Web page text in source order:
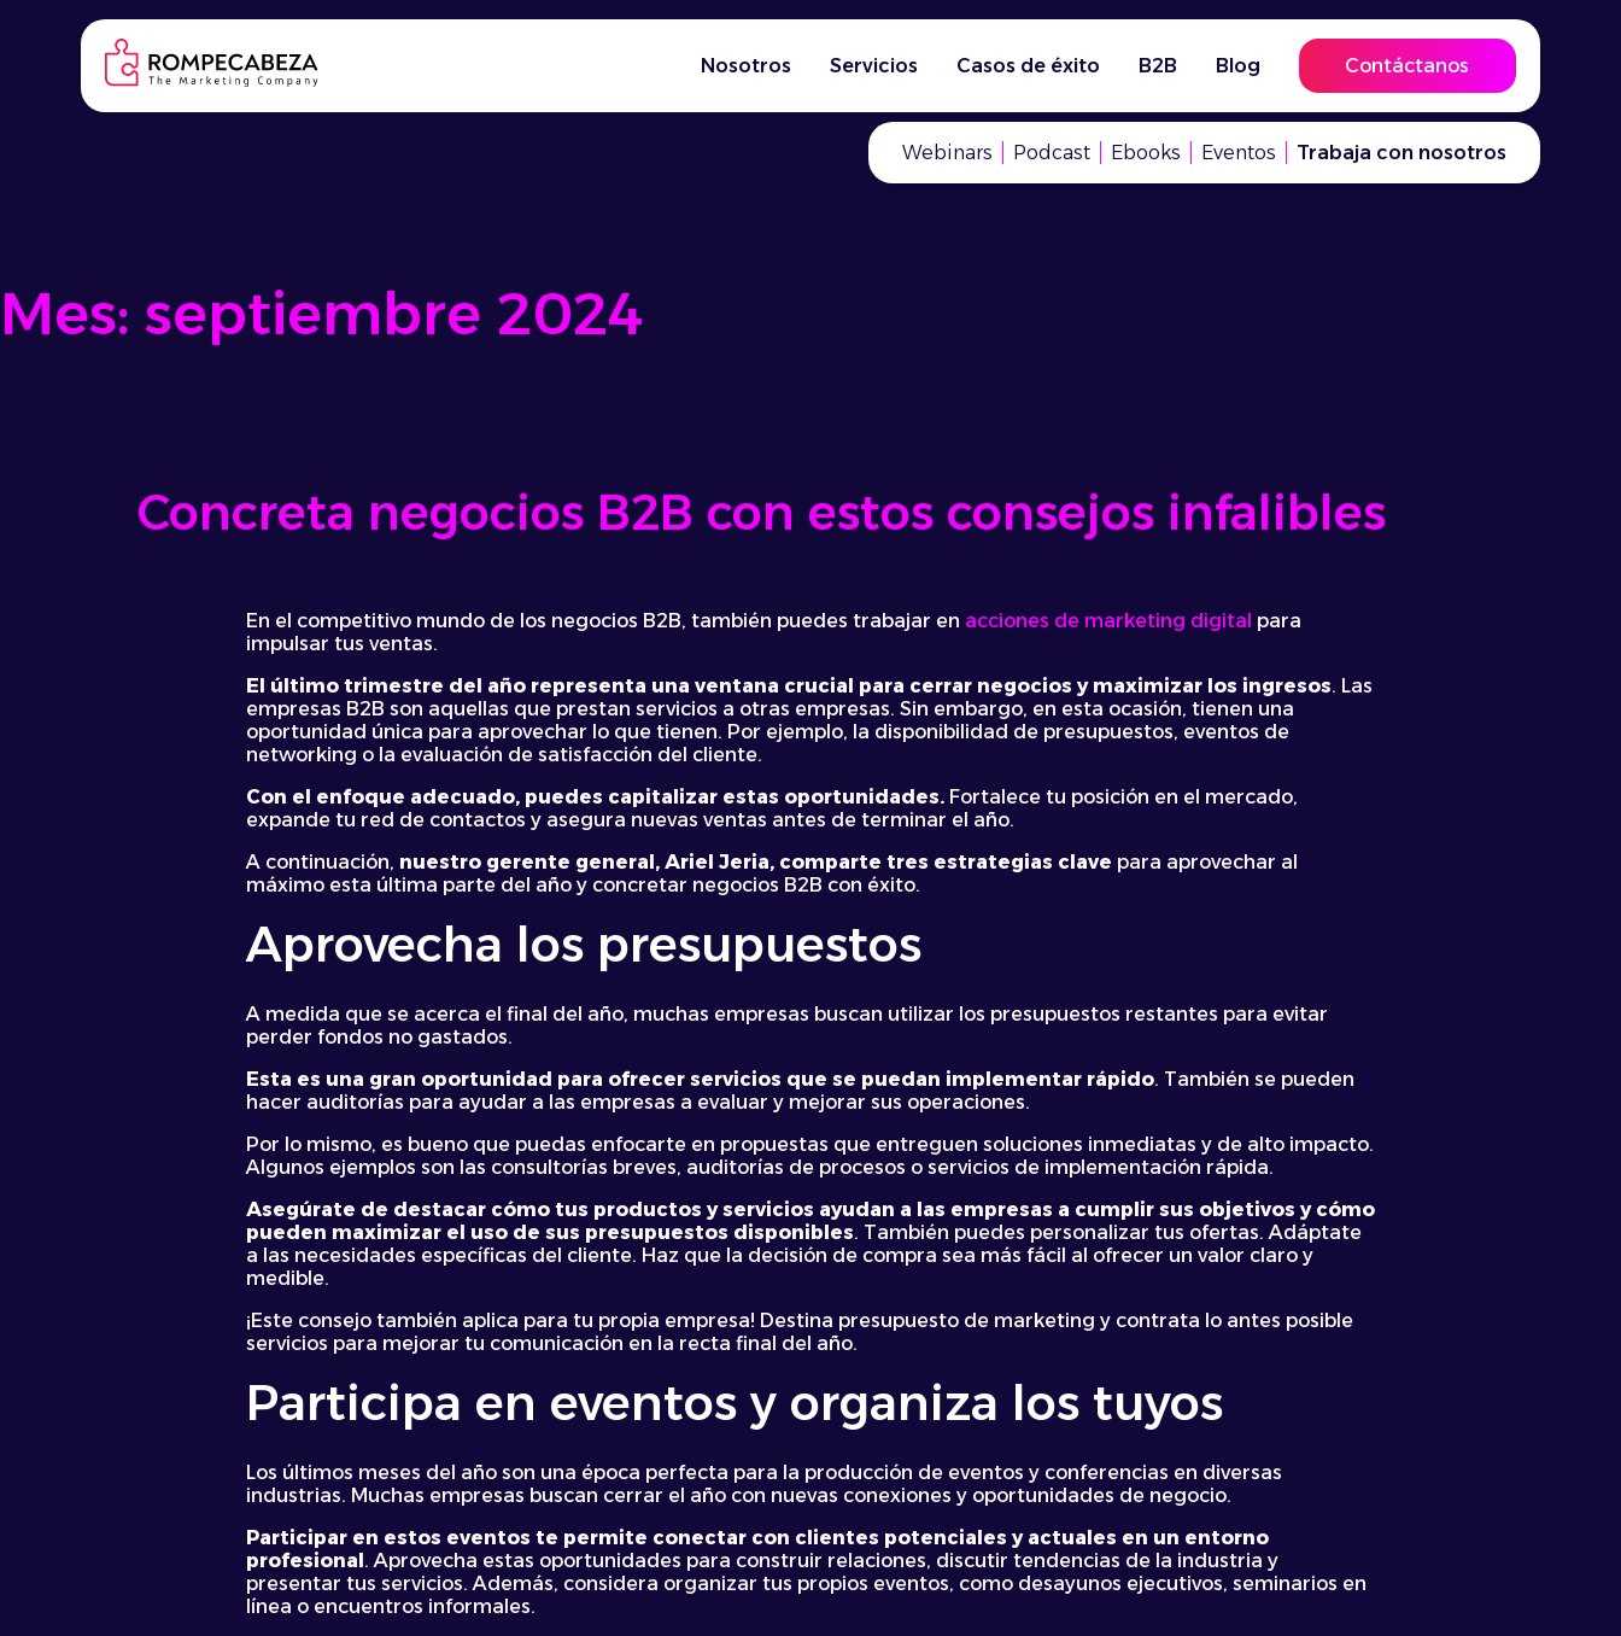
Nosotros Servicios Casos de éxito B2B Blog Contáctanos
Webinars Podcast Ebooks Eventos Trabaja con nosotros
Mes: septiembre 2024
Concreta negocios B2B con estos consejos infalibles
En el competitivo mundo de los negocios B2B, también puedes trabajar en acciones de marketing digital para
impulsar tus ventas.
El último trimestre del año representa una ventana crucial para cerrar negocios y maximizar los ingresos. Las
empresas B2B son aquellas que prestan servicios a otras empresas. Sin embargo, en esta ocasión, tienen una
oportunidad única para aprovechar lo que tienen. Por ejemplo, la disponibilidad de presupuestos, eventos de
networking o la evaluación de satisfacción del cliente.
Con el enfoque adecuado, puedes capitalizar estas oportunidades. Fortalece tu posición en el mercado,
expande tu red de contactos y asegura nuevas ventas antes de terminar el año.
A continuación, nuestro gerente general, Ariel Jeria, comparte tres estrategias clave para aprovechar al
máximo esta última parte del año y concretar negocios B2B con éxito.
Aprovecha los presupuestos
A medida que se acerca el final del año, muchas empresas buscan utilizar los presupuestos restantes para evitar
perder fondos no gastados.
Esta es una gran oportunidad para ofrecer servicios que se puedan implementar rápido. También se pueden
hacer auditorías para ayudar a las empresas a evaluar y mejorar sus operaciones.
Por lo mismo, es bueno que puedas enfocarte en propuestas que entreguen soluciones inmediatas y de alto impacto.
Algunos ejemplos son las consultorías breves, auditorías de procesos o servicios de implementación rápida.
Asegúrate de destacar cómo tus productos y servicios ayudan a las empresas a cumplir sus objetivos y cómo
pueden maximizar el uso de sus presupuestos disponibles. También puedes personalizar tus ofertas. Adáptate
a las necesidades específicas del cliente. Haz que la decisión de compra sea más fácil al ofrecer un valor claro y
medible.
¡Este consejo también aplica para tu propia empresa! Destina presupuesto de marketing y contrata lo antes posible
servicios para mejorar tu comunicación en la recta final del año.
Participa en eventos y organiza los tuyos
Los últimos meses del año son una época perfecta para la producción de eventos y conferencias en diversas
industrias. Muchas empresas buscan cerrar el año con nuevas conexiones y oportunidades de negocio.
Participar en estos eventos te permite conectar con clientes potenciales y actuales en un entorno
profesional. Aprovecha estas oportunidades para construir relaciones, discutir tendencias de la industria y
presentar tus servicios. Además, considera organizar tus propios eventos, como desayunos ejecutivos, seminarios en
línea o encuentros informales.